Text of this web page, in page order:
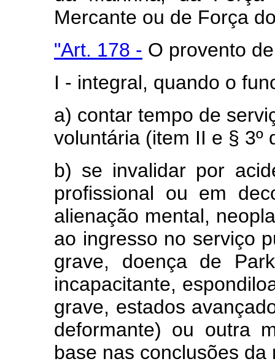
Mercante ou de Força
"Art. 178 - O provento
I - integral, quando o
a) contar tempo de
voluntária (item II e § 3º
b) se invalidar por
profissional ou em
alienação mental,
ao ingresso no serviço
grave, doença de
incapacitante,
grave, estados
deformante) ou outra
base nas conclusões